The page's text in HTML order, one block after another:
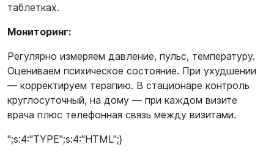
таблетках.
Мониторинг:
Регулярно измеряем давление, пульс, температуру.
Оцениваем психическое состояние. При ухудшении
— корректируем терапию. В стационаре контроль
круглосуточный, на дому — при каждом визите
врача плюс телефонная связь между визитами.
";s:4:"TYPE";s:4:"HTML";}